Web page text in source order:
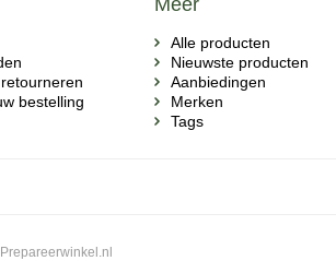
bestelling
Meer
Alle producten
Nieuwste producten
Aanbiedingen
Merken
Tags